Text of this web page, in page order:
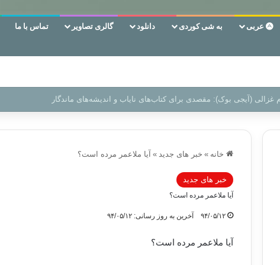
عربی به شی کوردی دانلود گالری تصاویر تماس با ما
زمین‌، دوری وکناره‌گیری از راه خداست‌!
خانه » خبر های جدید » آیا ملاعمر مرده است؟
خبر های جدید
آیا ملاعمر مرده است؟
۹۴/۰۵/۱۲ آخرین به روز رسانی: ۹۴/۰۵/۱۲
آیا ملاعمر مرده است؟